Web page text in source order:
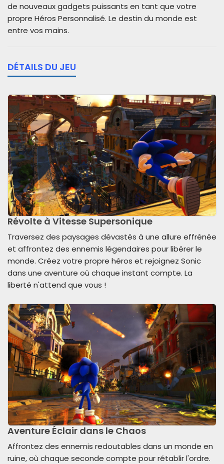
de nouveaux gadgets puissants en tant que votre
propre Héros Personnalisé. Le destin du monde est
entre vos mains.
DÉTAILS DU JEU
Révolte à Vitesse Supersonique
Traversez des paysages dévastés à une allure effrénée
et affrontez des ennemis légendaires pour libérer le
monde. Créez votre propre héros et rejoignez Sonic
dans une aventure où chaque instant compte. La
liberté n'attend que vous !
Aventure Éclair dans le Chaos
Affrontez des ennemis redoutables dans un monde en
ruine, où chaque seconde compte pour rétablir l'ordre.